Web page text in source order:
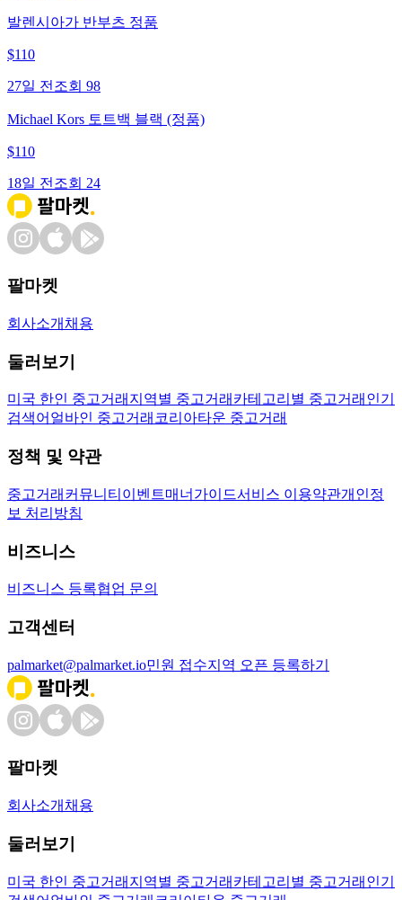
발렌시아가 반부츠 정품
$110
27일 전 조회 98
Michael Kors 토트백 블랙 (정품)
$110
18일 전 조회 24
팔마켓
회사소개 채용
둘러보기
미국 한인 중고거래 지역별 중고거래 카테고리별 중고거래 인기
검색어 얼바인 중고거래 코리아타운 중고거래
정책 및 약관
중고거래 커뮤니티 이벤트매너가이드서비스 이용약관개인정
보 처리방침
비즈니스
비즈니스 등록협업 문의
고객센터
palmarket@palmarket.io민원 접수지역 오픈 등록하기
팔마켓
회사소개 채용
둘러보기
미국 한인 중고거래 지역별 중고거래 카테고리별 중고거래 인기